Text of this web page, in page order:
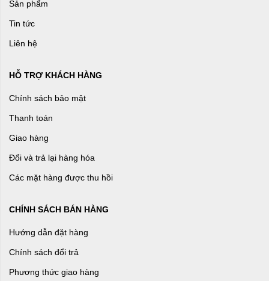
Sản phẩm
Tin tức
Liên hệ
HỖ TRỢ KHÁCH HÀNG
Chính sách bảo mật
Thanh toán
Giao hàng
Đổi và trả lại hàng hóa
Các mặt hàng được thu hồi
CHÍNH SÁCH BÁN HÀNG
Hướng dẫn đặt hàng
Chính sách đổi trả
Phương thức giao hàng